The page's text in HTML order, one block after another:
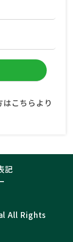
こちらより
記
All Rights